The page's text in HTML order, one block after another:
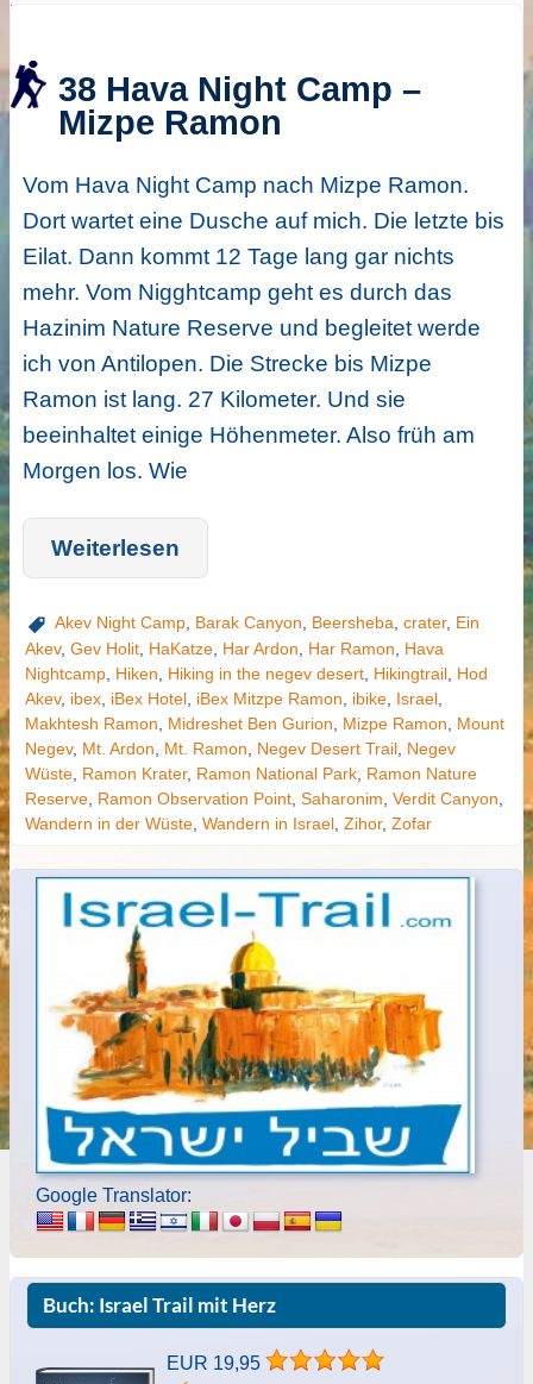
38 Hava Night Camp –
Mizpe Ramon
Vom Hava Night Camp nach Mizpe Ramon.
Dort wartet eine Dusche auf mich. Die letzte bis
Eilat. Dann kommt 12 Tage lang gar nichts
mehr. Vom Nigghtcamp geht es durch das
Hazinim Nature Reserve und begleitet werde
ich von Antilopen. Die Strecke bis Mizpe
Ramon ist lang. 27 Kilometer. Und sie
beeinhaltet einige Höhenmeter. Also früh am
Morgen los. Wie
Weiterlesen
Akev Night Camp, Barak Canyon Beersheba crater, Ein
Akev, Gev Holit, HaKatze, Har Ardon Har Ramon
Hava
Nightcamp, Hiken Hiking in the negev desert, Hikingtrail, Hod
Akev, ibex, iBex Hotel, iBex Mitzpe Ramon ibike, Israel,
Makhtesh Ramon
Midreshet Ben Gurion Mizpe Ramon
Mount
Negev, Mt. Ardon Mt. Ramon Negev Desert Trail, Negev
Wüste, Ramon Krater, Ramon National Park, Ramon Nature
Reserve, Ramon Observation Point, Saharonim Verdit Canyon
Wandern in der Wüste, Wandern in Israel, Zihor, Zofar
Google Translator:
Buch: Israel Trail mit Herz
EUR 19,95